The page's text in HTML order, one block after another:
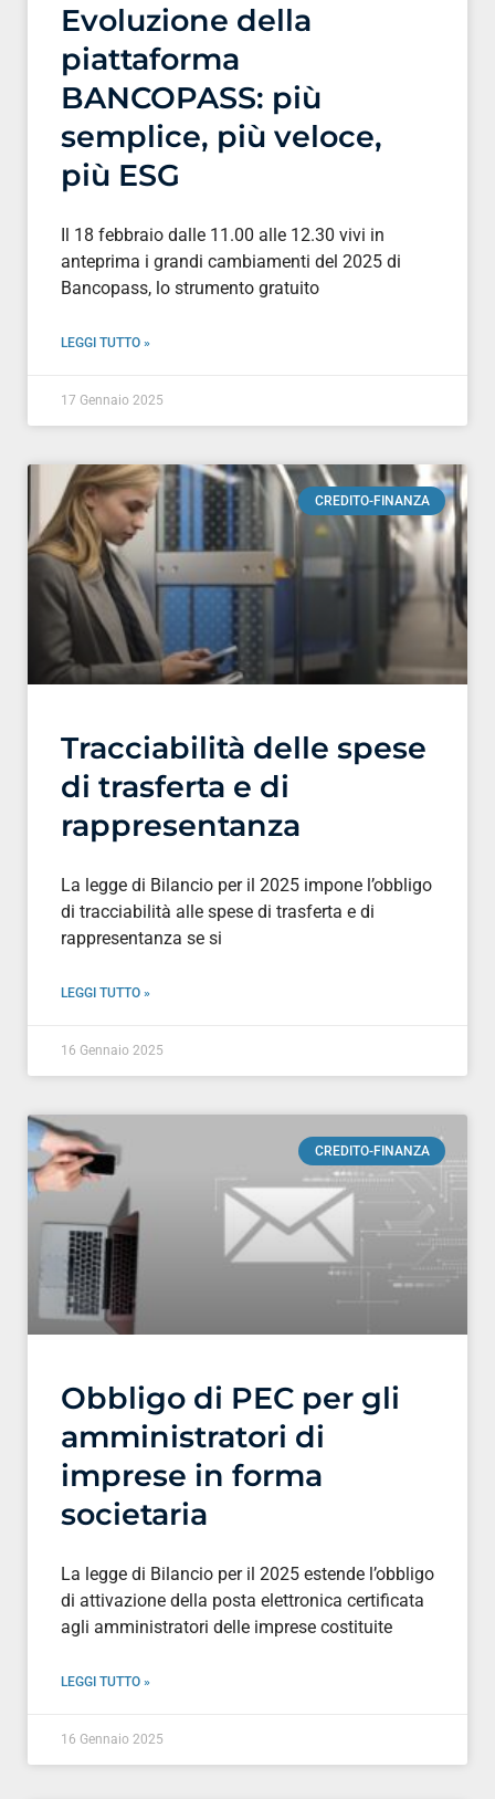
Evoluzione della
piattaforma
BANCOPASS: più
semplice, più veloce,
più ESG
Il 18 febbraio dalle 11.00 alle 12.30 vivi in
anteprima i grandi cambiamenti del 2025 di
Bancopass, lo strumento gratuito
LEGGI TUTTO »
17 Gennaio 2025
CREDITO-FINANZA
Tracciabilità delle spese
di trasferta e di
rappresentanza
La legge di Bilancio per il 2025 impone l’obbligo
di tracciabilità alle spese di trasferta e di
rappresentanza se si
LEGGI TUTTO »
16 Gennaio 2025
CREDITO-FINANZA
Obbligo di PEC per gli
amministratori di
imprese in forma
societaria
La legge di Bilancio per il 2025 estende l’obbligo
di attivazione della posta elettronica certificata
agli amministratori delle imprese costituite
LEGGI TUTTO »
16 Gennaio 2025